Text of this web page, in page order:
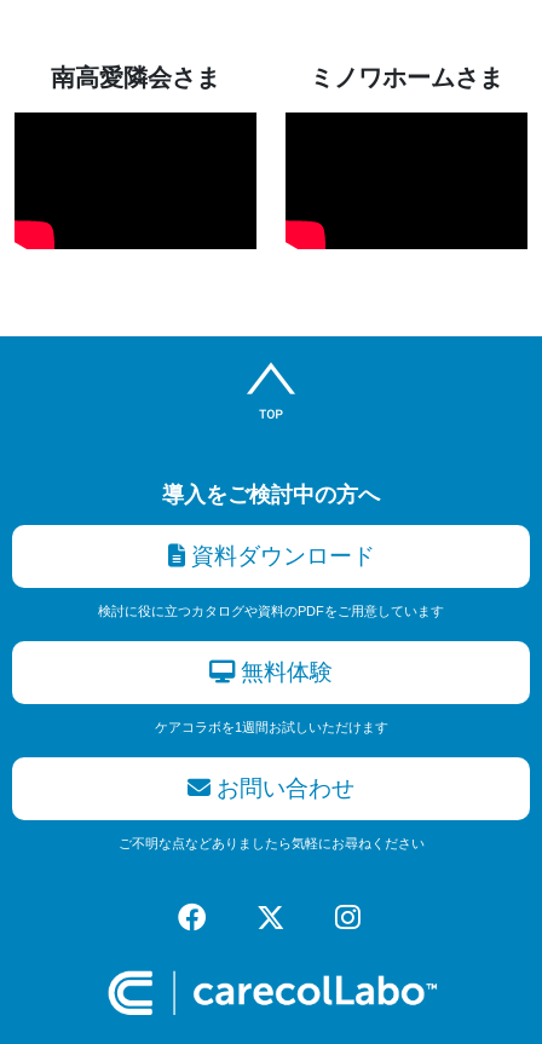
南高愛隣会さま ミノワホームさま
導入をご検討中の方へ
資料ダウンロード
検討に役に立つカタログや資料のPDFをご用意しています
無料体験
ケアコラボを1週間お試しいただけます
お問い合わせ
ご不明な点などありましたら気軽にお尋ねください